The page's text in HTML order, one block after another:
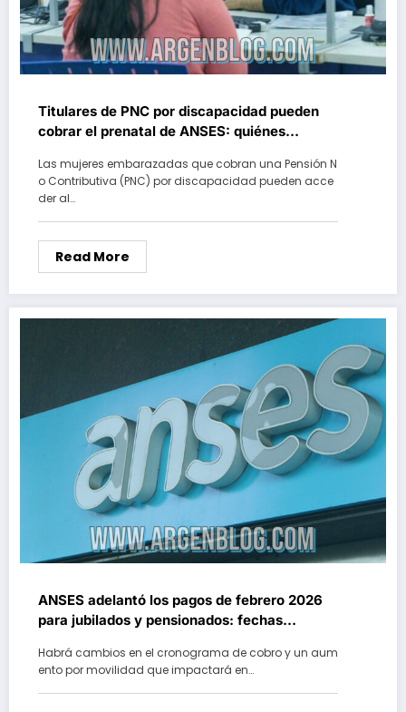
Titulares de PNC por discapacidad pueden
cobrar el prenatal de ANSES: quiénes
Las mujeres embarazadas que cobran una Pensión N
o Contributiva (PNC) por discapacidad pueden acce
der al…
Read More
ANSES adelantó los pagos de febrero 2026
para jubilados y pensionados: fechas
Habrá cambios en el cronograma de cobro y un aum
ento por movilidad que impactará en…